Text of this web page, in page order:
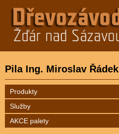
Pila Ing. Miroslav Řádek
Produkty
Služby
AKCE palety